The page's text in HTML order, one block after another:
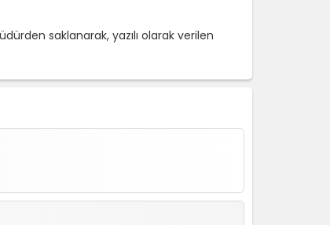
saklanarak, yazılı olarak verilen